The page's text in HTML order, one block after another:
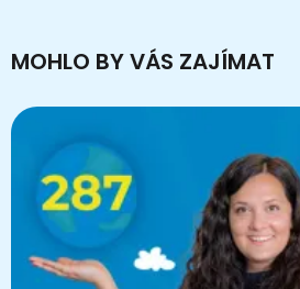
MOHLO BY VÁS ZAJÍMAT